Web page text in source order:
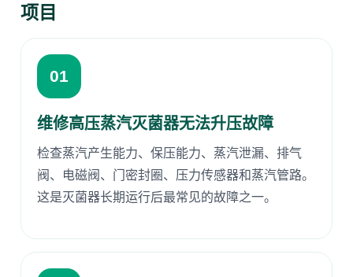
项目
01
维修高压蒸汽灭菌器无法升压故障
检查蒸汽产生能力、保压能力、蒸汽泄漏、排气
阀、电磁阀、门密封圈、压力传感器和蒸汽管路。
这是灭菌器长期运行后最常见的故障之一。